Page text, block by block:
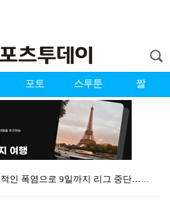
포토 스투툰 짤
KBO, 기록적인 폭염으로 9일까지 리그 중단…내달 6…